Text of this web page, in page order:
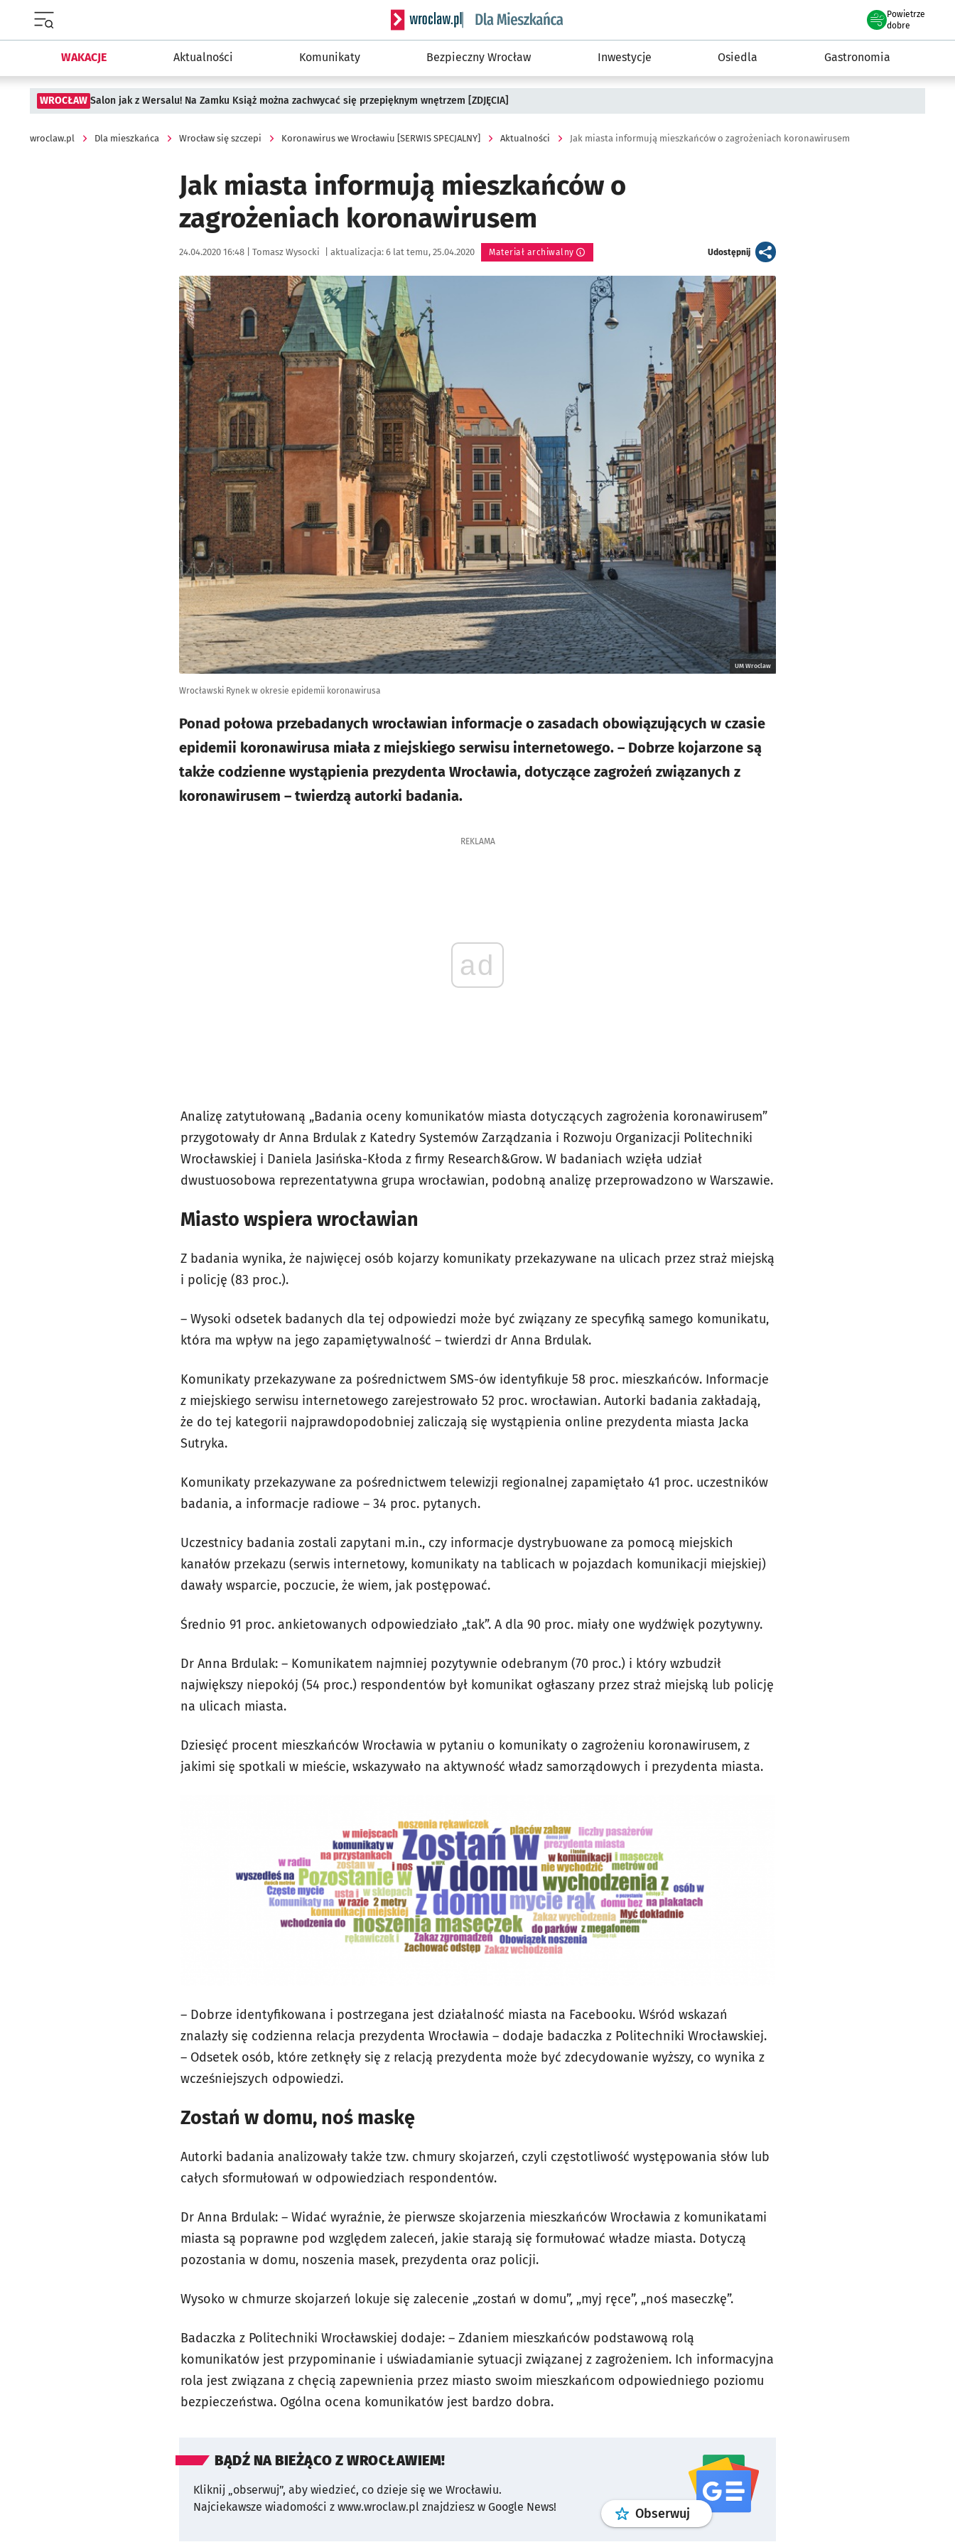
Serwis informacyjny wroclaw.pl podserwis: Dla mieszkańca
Powietrze
we Wrocławiu
dobre
WAKACJE Aktualności Komunikaty Bezpieczny Wrocław Inwestycje Osiedla Gastronomia
WROCŁAW Salon jak z Wersalu! Na Zamku Książ można zachwycać się przepięknym wnętrzem [ZDJĘCIA]
wroclaw.pl Dla mieszkańca Wrocław się szczepi Koronawirus we Wrocławiu [SERWIS SPECJALNY] Aktualności Jak miasta informują mieszkańców o zagrożeniach koronawirusem
Jak miasta informują mieszkańców o
zagrożeniach koronawirusem
Data publikacji:
24.04.2020 16:48 | Autor:
Tomasz Wysocki aktualizacja: 6 lat temu, 25.04.2020 Materiał archiwalny Udostępnijartykuł
Kliknij, aby powiększyć
UM Wroclaw
Wrocławski Rynek w okresie epidemii koronawirusa
Ponad połowa przebadanych wrocławian informacje o zasadach obowiązujących w czasie
epidemii koronawirusa miała z miejskiego serwisu internetowego. – Dobrze kojarzone są
także codzienne wystąpienia prezydenta Wrocławia, dotyczące zagrożeń związanych z
koronawirusem – twierdzą autorki badania.
REKLAMA
ad
Analizę zatytułowaną „Badania oceny komunikatów miasta dotyczących zagrożenia koronawirusem”
przygotowały dr Anna Brdulak z Katedry Systemów Zarządzania i Rozwoju Organizacji Politechniki
Wrocławskiej i Daniela Jasińska-Kłoda z firmy Research&Grow. W badaniach wzięła udział
dwustuosobowa reprezentatywna grupa wrocławian, podobną analizę przeprowadzono w Warszawie.
Miasto wspiera wrocławian
Z badania wynika, że najwięcej osób kojarzy komunikaty przekazywane na ulicach przez straż miejską
i policję (83 proc.).
– Wysoki odsetek badanych dla tej odpowiedzi może być związany ze specyfiką samego komunikatu,
która ma wpływ na jego zapamiętywalność – twierdzi dr Anna Brdulak.
Komunikaty przekazywane za pośrednictwem SMS-ów identyfikuje 58 proc. mieszkańców. Informacje
z miejskiego serwisu internetowego zarejestrowało 52 proc. wrocławian. Autorki badania zakładają,
że do tej kategorii najprawdopodobniej zaliczają się wystąpienia online prezydenta miasta Jacka
Sutryka.
Komunikaty przekazywane za pośrednictwem telewizji regionalnej zapamiętało 41 proc. uczestników
badania, a informacje radiowe – 34 proc. pytanych.
Uczestnicy badania zostali zapytani m.in., czy informacje dystrybuowane za pomocą miejskich
kanałów przekazu (serwis internetowy, komunikaty na tablicach w pojazdach komunikacji miejskiej)
dawały wsparcie, poczucie, że wiem, jak postępować.
Średnio 91 proc. ankietowanych odpowiedziało „tak”. A dla 90 proc. miały one wydźwięk pozytywny.
Dr Anna Brdulak: – Komunikatem najmniej pozytywnie odebranym (70 proc.) i który wzbudził
największy niepokój (54 proc.) respondentów był komunikat ogłaszany przez straż miejską lub policję
na ulicach miasta.
Dziesięć procent mieszkańców Wrocławia w pytaniu o komunikaty o zagrożeniu koronawirusem, z
jakimi się spotkali w mieście, wskazywało na aktywność władz samorządowych i prezydenta miasta.
– Dobrze identyfikowana i postrzegana jest działalność miasta na Facebooku. Wśród wskazań
znalazły się codzienna relacja prezydenta Wrocławia – dodaje badaczka z Politechniki Wrocławskiej.
– Odsetek osób, które zetknęły się z relacją prezydenta może być zdecydowanie wyższy, co wynika z
wcześniejszych odpowiedzi.
Zostań w domu, noś maskę
Autorki badania analizowały także tzw. chmury skojarzeń, czyli częstotliwość występowania słów lub
całych sformułowań w odpowiedziach respondentów.
Dr Anna Brdulak: – Widać wyraźnie, że pierwsze skojarzenia mieszkańców Wrocławia z komunikatami
miasta są poprawne pod względem zaleceń, jakie starają się formułować władze miasta. Dotyczą
pozostania w domu, noszenia masek, prezydenta oraz policji.
Wysoko w chmurze skojarzeń lokuje się zalecenie „zostań w domu”, „myj ręce”, „noś maseczkę”.
Badaczka z Politechniki Wrocławskiej dodaje: – Zdaniem mieszkańców podstawową rolą
komunikatów jest przypominanie i uświadamianie sytuacji związanej z zagrożeniem. Ich informacyjna
rola jest związana z chęcią zapewnienia przez miasto swoim mieszkańcom odpowiedniego poziomu
bezpieczeństwa. Ogólna ocena komunikatów jest bardzo dobra.
BĄDŹ NA BIEŻĄCO Z WROCŁAWIEM!
Kliknij „obserwuj”, aby wiedzieć, co dzieje się we Wrocławiu.
Najciekawsze wiadomości z www.wroclaw.pl znajdziesz w Google News!
Obserwuj profilgoogle news